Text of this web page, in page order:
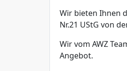
Wir bieten Ihnen
Nr.21 UStG von
Wir vom AWZ
Angebot.